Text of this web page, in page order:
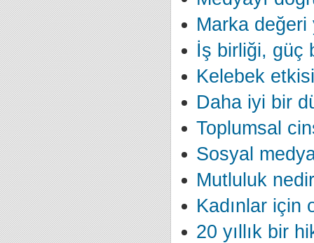
Marka değeri
İş birliği, güç
Kelebek etkisi
Daha iyi bir
Toplumsal
Sosyal
Mutluluk
Kadınlar için
20 yıllık bir